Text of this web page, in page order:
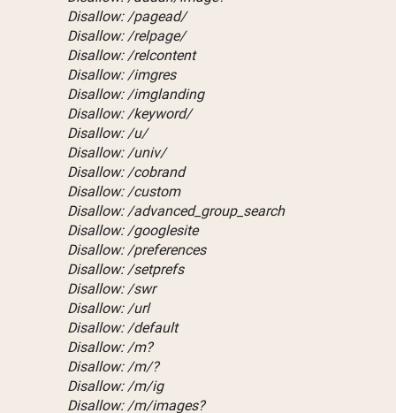
Disallow: /pagead/
Disallow: /relpage/
Disallow: /relcontent
Disallow: /imgres
Disallow: /imglanding
Disallow: /keyword/
Disallow: /u/
Disallow: /univ/
Disallow: /cobrand
Disallow: /custom
Disallow: /advanced_group_search
Disallow: /googlesite
Disallow: /preferences
Disallow: /setprefs
Disallow: /swr
Disallow: /url
Disallow: /default
Disallow: /m?
Disallow: /m/?
Disallow: /m/ig
Disallow: /m/images?